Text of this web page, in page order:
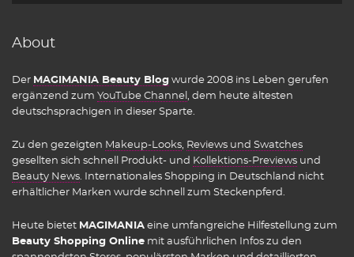
About
Der MAGIMANIA Beauty Blog wurde 2008 ins Leben gerufen
ergänzend zum YouTube Channel , dem heute ältesten
deutschsprachigen in dieser Sparte.
Zu den gezeigten Makeup-Looks, Reviews und Swatches
gesellten sich schnell Produkt- und Kollektions-Previews und
Beauty News. Internationales Shopping in Deutschland nicht
erhältlicher Marken wurde schnell zum Steckenpferd.
Heute bietet MAGIMANIA eine umfangreiche Hilfestellung zum
Beauty Shopping Online mit ausführlichen Infos zu den